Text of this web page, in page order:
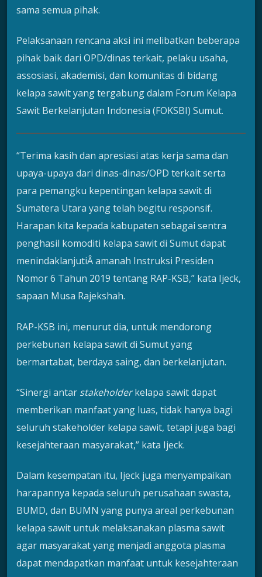
sama semua pihak.
Pelaksanaan rencana aksi ini melibatkan beberapa
pihak baik dari OPD/dinas terkait, pelaku usaha,
assosiasi, akademisi, dan komunitas di bidang
kelapa sawit yang tergabung dalam Forum Kelapa
Sawit Berkelanjutan Indonesia (FOKSBI) Sumut.
“Terima kasih dan apresiasi atas kerja sama dan
upaya-upaya dari dinas-dinas/OPD terkait serta
para pemangku kepentingan kelapa sawit di
Sumatera Utara yang telah begitu responsif.
Harapan kita kepada kabupaten sebagai sentra
penghasil komoditi kelapa sawit di Sumut dapat
menindaklanjutiÂ amanah Instruksi Presiden
Nomor 6 Tahun 2019 tentang RAP-KSB,” kata Ijeck,
sapaan Musa Rajekshah.
RAP-KSB ini, menurut dia, untuk mendorong
perkebunan kelapa sawit di Sumut yang
bermartabat, berdaya saing, dan berkelanjutan.
“Sinergi antar stakeholderkelapa sawit dapat
memberikan manfaat yang luas, tidak hanya bagi
seluruh stakeholder kelapa sawit, tetapi juga bagi
kesejahteraan masyarakat,” kata Ijeck.
Dalam kesempatan itu, Ijeck juga menyampaikan
harapannya kepada seluruh perusahaan swasta,
BUMD, dan BUMN yang punya areal perkebunan
kelapa sawit untuk melaksanakan plasma sawit
agar masyarakat yang menjadi anggota plasma
dapat mendapatkan manfaat untuk kesejahteraan